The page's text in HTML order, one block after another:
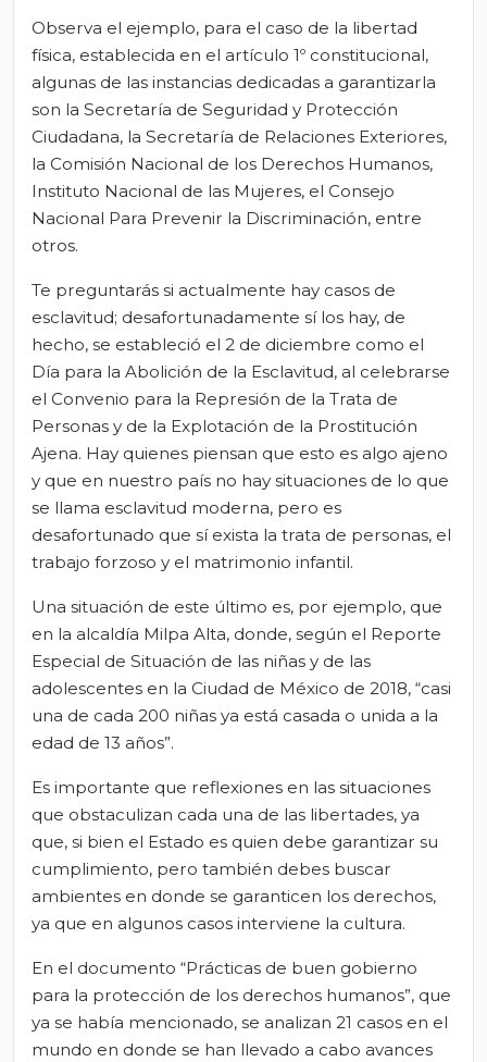
Observa el ejemplo, para el caso de la libertad
física, establecida en el artículo 1º constitucional,
algunas de las instancias dedicadas a garantizarla
son la Secretaría de Seguridad y Protección
Ciudadana, la Secretaría de Relaciones Exteriores,
la Comisión Nacional de los Derechos Humanos,
Instituto Nacional de las Mujeres, el Consejo
Nacional Para Prevenir la Discriminación, entre
otros.
Te preguntarás si actualmente hay casos de
esclavitud; desafortunadamente sí los hay, de
hecho, se estableció el 2 de diciembre como el
Día para la Abolición de la Esclavitud, al celebrarse
el Convenio para la Represión de la Trata de
Personas y de la Explotación de la Prostitución
Ajena. Hay quienes piensan que esto es algo ajeno
y que en nuestro país no hay situaciones de lo que
se llama esclavitud moderna, pero es
desafortunado que sí exista la trata de personas, el
trabajo forzoso y el matrimonio infantil.
Una situación de este último es, por ejemplo, que
en la alcaldía Milpa Alta, donde, según el Reporte
Especial de Situación de las niñas y de las
adolescentes en la Ciudad de México de 2018, “casi
una de cada 200 niñas ya está casada o unida a la
edad de 13 años”.
Es importante que reflexiones en las situaciones
que obstaculizan cada una de las libertades, ya
que, si bien el Estado es quien debe garantizar su
cumplimiento, pero también debes buscar
ambientes en donde se garanticen los derechos,
ya que en algunos casos interviene la cultura.
En el documento “Prácticas de buen gobierno
para la protección de los derechos humanos”, que
ya se había mencionado, se analizan 21 casos en el
mundo en donde se han llevado a cabo avances